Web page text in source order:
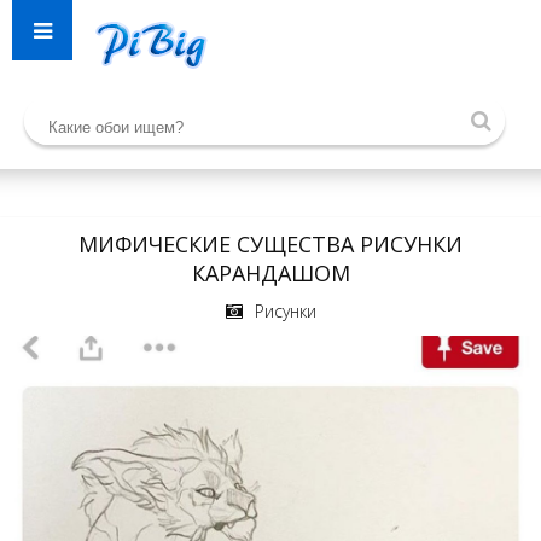
МИФИЧЕСКИЕ СУЩЕСТВА РИСУНКИ
КАРАНДАШОМ
Рисунки